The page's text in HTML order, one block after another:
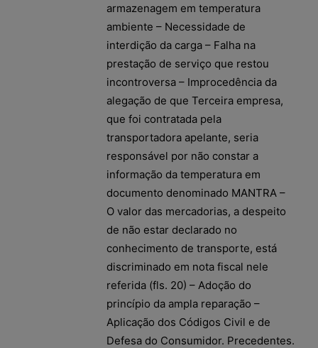
armazenagem em temperatura
ambiente – Necessidade de
interdição da carga – Falha na
prestação de serviço que restou
incontroversa – Improcedência da
alegação de que Terceira empresa,
que foi contratada pela
transportadora apelante, seria
responsável por não constar a
informação da temperatura em
documento denominado MANTRA –
O valor das mercadorias, a despeito
de não estar declarado no
conhecimento de transporte, está
discriminado em nota fiscal nele
referida (fls. 20) – Adoção do
princípio da ampla reparação –
Aplicação dos Códigos Civil e de
Defesa do Consumidor. Precedentes.